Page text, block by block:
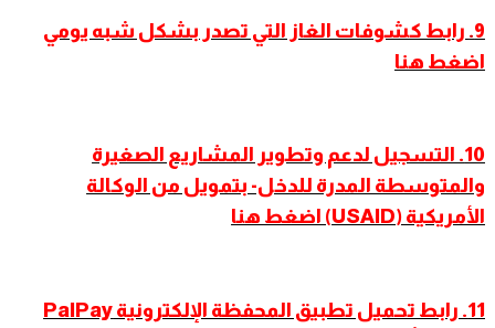
9
. رابط كشوفات الغاز التي تصدر بشكل شبه يومي
اضغط هنا
10. التسجيل لدعم وتطوير المشاريع الصغيرة
والمتوسطة المدرة للدخل- بتمويل من الوكالة
الأمريكية (USAID) اضغط هنا
11. رابط تحميل تطبيق المحفظة الإلكترونية PalPay